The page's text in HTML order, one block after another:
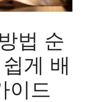
법 순
게 배
이드